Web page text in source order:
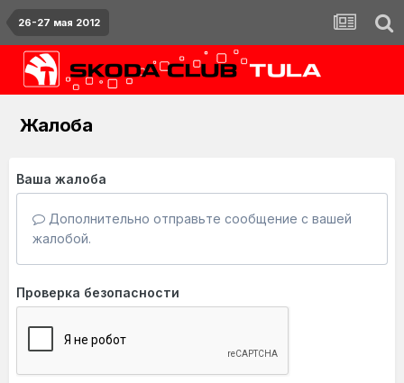
26-27 мая 2012
Жалоба
Ваша жалоба
Дополнительно отправьте сообщение с вашей
жалобой.
Проверка безопасности